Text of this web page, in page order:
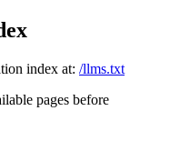
index at: /llms.txt
pages before